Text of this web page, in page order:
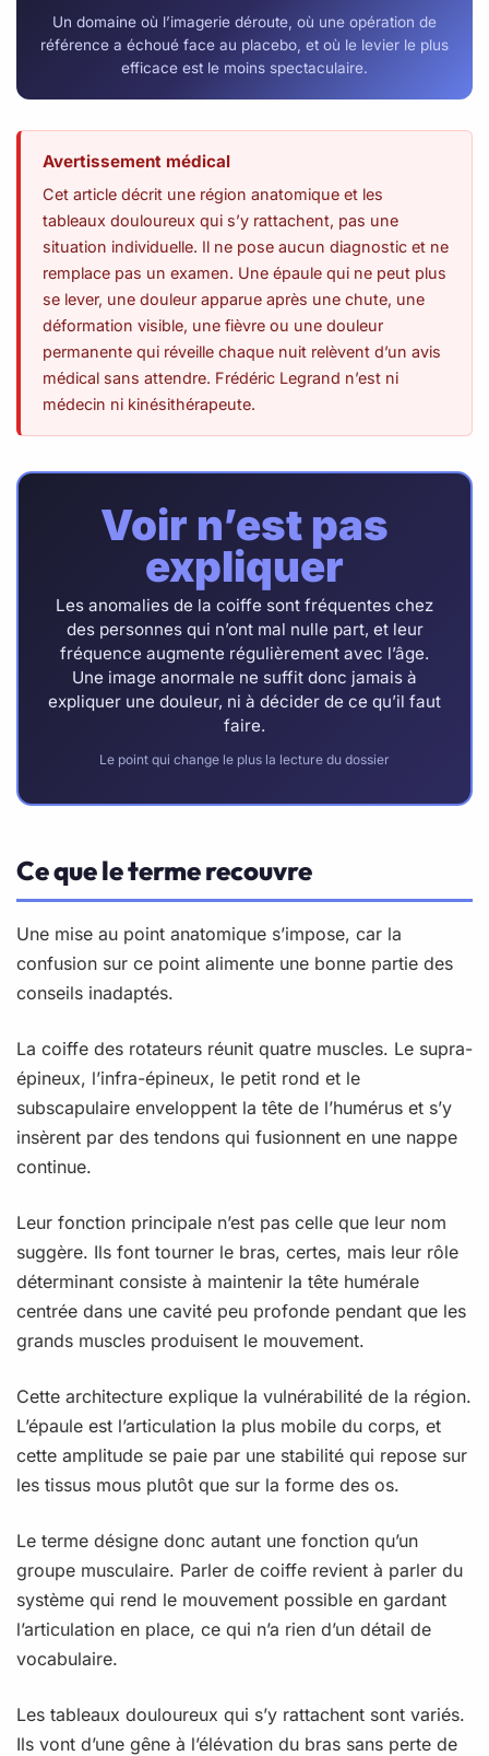
Un domaine où l’imagerie déroute, où une opération de
référence a échoué face au placebo, et où le levier le plus
efficace est le moins spectaculaire.
Avertissement médical
Cet article décrit une région anatomique et les
tableaux douloureux qui s’y rattachent, pas une
situation individuelle. Il ne pose aucun diagnostic et ne
remplace pas un examen. Une épaule qui ne peut plus
se lever, une douleur apparue après une chute, une
déformation visible, une fièvre ou une douleur
permanente qui réveille chaque nuit relèvent d’un avis
médical sans attendre. Frédéric Legrand n’est ni
médecin ni kinésithérapeute.
Voir n’est pas
expliquer
Les anomalies de la coiffe sont fréquentes chez
des personnes qui n’ont mal nulle part, et leur
fréquence augmente régulièrement avec l’âge.
Une image anormale ne suffit donc jamais à
expliquer une douleur, ni à décider de ce qu’il faut
faire.
Le point qui change le plus la lecture du dossier
Ce que le terme recouvre
Une mise au point anatomique s’impose, car la
confusion sur ce point alimente une bonne partie des
conseils inadaptés.
La coiffe des rotateurs réunit quatre muscles. Le supra-
épineux, l’infra-épineux, le petit rond et le
subscapulaire enveloppent la tête de l’humérus et s’y
insèrent par des tendons qui fusionnent en une nappe
continue.
Leur fonction principale n’est pas celle que leur nom
suggère. Ils font tourner le bras, certes, mais leur rôle
déterminant consiste à maintenir la tête humérale
centrée dans une cavité peu profonde pendant que les
grands muscles produisent le mouvement.
Cette architecture explique la vulnérabilité de la région.
L’épaule est l’articulation la plus mobile du corps, et
cette amplitude se paie par une stabilité qui repose sur
les tissus mous plutôt que sur la forme des os.
Le terme désigne donc autant une fonction qu’un
groupe musculaire. Parler de coiffe revient à parler du
système qui rend le mouvement possible en gardant
l’articulation en place, ce qui n’a rien d’un détail de
vocabulaire.
Les tableaux douloureux qui s’y rattachent sont variés.
Ils vont d’une gêne à l’élévation du bras sans perte de